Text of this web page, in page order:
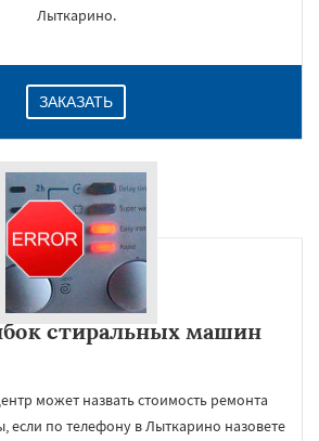
Лыткарино.
ЗАКАЗАТЬ
стиральных машин
может назвать стоимость ремонта
если по телефону в Лыткарино назовете